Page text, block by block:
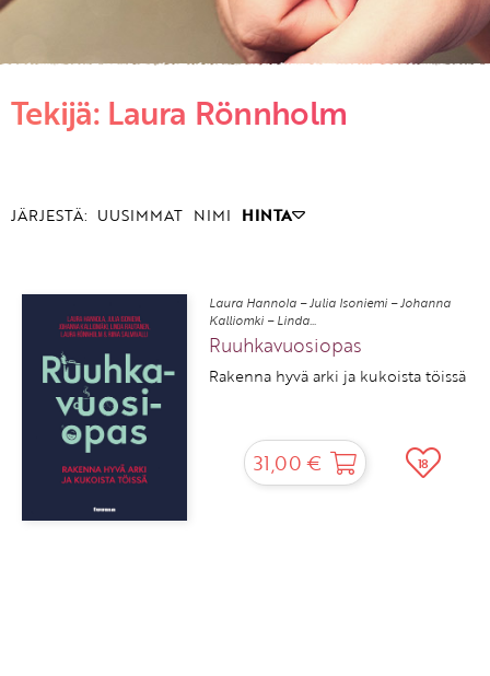
KIRJAUDU SISÄÄN
Etkö ole vielä asiakkaamme?
Tekijä: Laura Rönnholm
JÄRJESTÄ: UUSIMMAT NIMI HINTA
Laura Hannola – Julia Isoniemi – Johanna
Kalliomki – Linda...
Ruuhkavuosiopas
Rakenna hyvä arki ja kukoista töissä
31,00 € 18